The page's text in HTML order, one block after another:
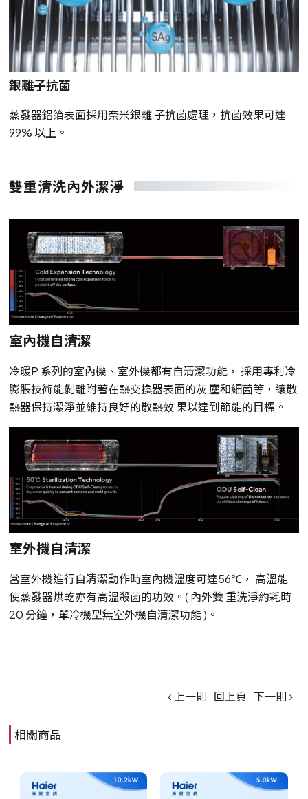
銀離子抗菌
蒸發器鋁箔表面採用奈米銀離 子抗菌處理，抗菌效果可達
99% 以上。
雙重清洗內外潔淨
室內機自清潔
冷暖P 系列的室內機、室外機都有自清潔功能， 採用專利冷
膨脹技術能剝離附著在熱交換器表面的灰 塵和細菌等，讓散
熱器保持潔淨並維持良好的散熱效 果以達到節能的目標。
室外機自清潔
當室外機進行自清潔動作時室內機溫度可達56℃， 高溫能
使蒸發器烘乾亦有高溫殺菌的功效。( 內外雙 重洗淨約耗時
20 分鐘，單冷機型無室外機自清潔功能 )。
上一則 回上頁 下一則
相關商品